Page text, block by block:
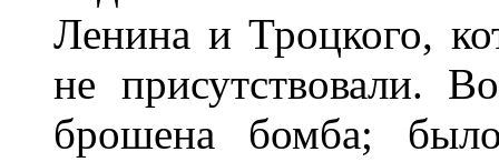
Ленина и Троцкого,
не присутствовали.
брошена бомба;